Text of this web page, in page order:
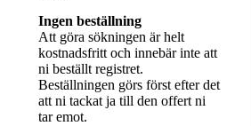
Ingen beställning
Att göra sökningen är helt
kostnadsfritt och innebär inte att
ni beställt registret.
Beställningen görs först efter det
att ni tackat ja till den offert ni
tar emot.